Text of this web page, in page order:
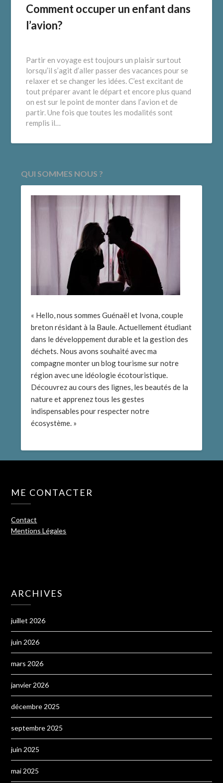
Comment occuper un enfant dans
l’avion?
Partir en voyage est toujours un plaisir surtout
lorsqu’il s’agit d’aller passer des vacances pour se
relaxer et se changer les idées. C’est excitant de
tout préparer avant le départ et encore plus quand
on est sur le point de monter dans l’avion et de
partir. Une fois que toutes les modalités sont
remplis il…
QUI SOMMES NOUS ?
« Hello, nous sommes Guénaël et Ivona, couple
breton résidant à la Baule. Actuellement étudiant
dans le développement durable et la gestion des
déchets. Nous avons souhaité avec ma
compagne monter un blog tourisme sur notre
région avec une idéologie écotouristique.
Découvrez au cours des lignes, les beautés de la
nature et apprenez tous les gestes
indispensables pour respecter notre
écosystème. »
ME CONTACTER
Contact
Mentions Légales
ARCHIVES
juillet 2026
juin 2026
mars 2026
janvier 2026
décembre 2025
septembre 2025
juin 2025
mai 2025